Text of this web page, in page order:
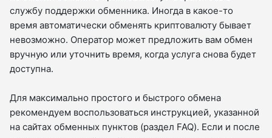
службу поддержки обменника. Иногда в какое-то
время автоматически обменять криптовалюту бывает
невозможно. Оператор может предложить вам обмен
вручную или уточнить время, когда услуга снова будет
доступна.
Для максимально простого и быстрого обмена
рекомендуем воспользоваться инструкцией, указанной
на сайтах обменных пунктов (раздел FAQ). Если и после